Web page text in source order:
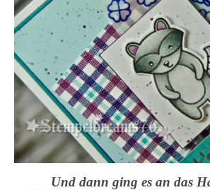
Und dann ging es an das